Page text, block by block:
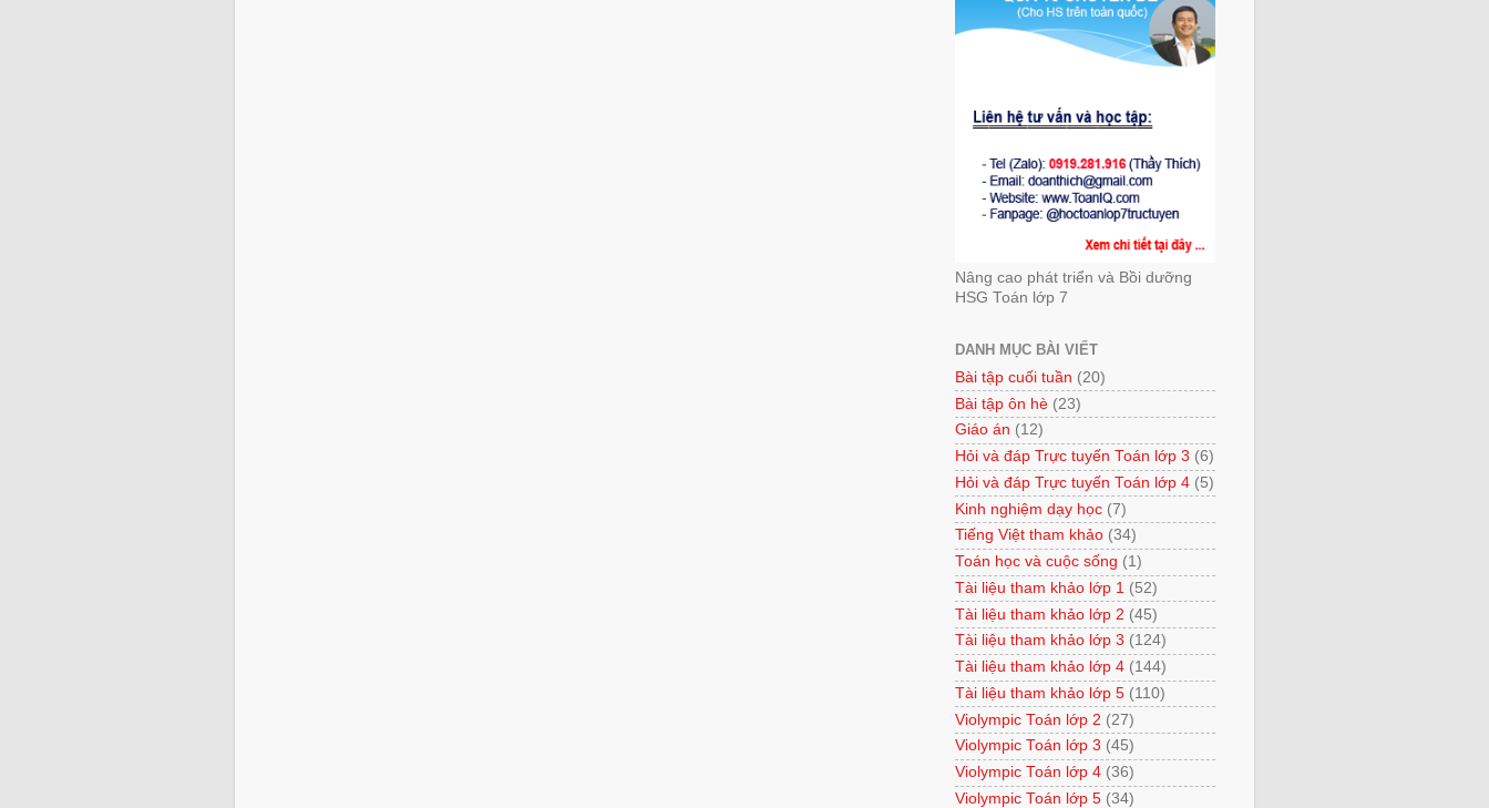
Nâng cao phát triển và Bồi dưỡng
HSG Toán lớp 7
DANH MỤC BÀI VIẾT
Bài tập cuối tuần (20)
Bài tập ôn hè (23)
Giáo án (12)
Hỏi và đáp Trực tuyến Toán lớp 3 (6)
Hỏi và đáp Trực tuyến Toán lớp 4 (5)
Kinh nghiệm dạy học (7)
Tiếng Việt tham khảo (34)
Toán học và cuộc sống (1)
Tài liệu tham khảo lớp 1 (52)
Tài liệu tham khảo lớp 2 (45)
Tài liệu tham khảo lớp 3 (124)
Tài liệu tham khảo lớp 4 (144)
Tài liệu tham khảo lớp 5 (110)
Violympic Toán lớp 2 (27)
Violympic Toán lớp 3 (45)
Violympic Toán lớp 4 (36)
Violympic Toán lớp 5 (34)